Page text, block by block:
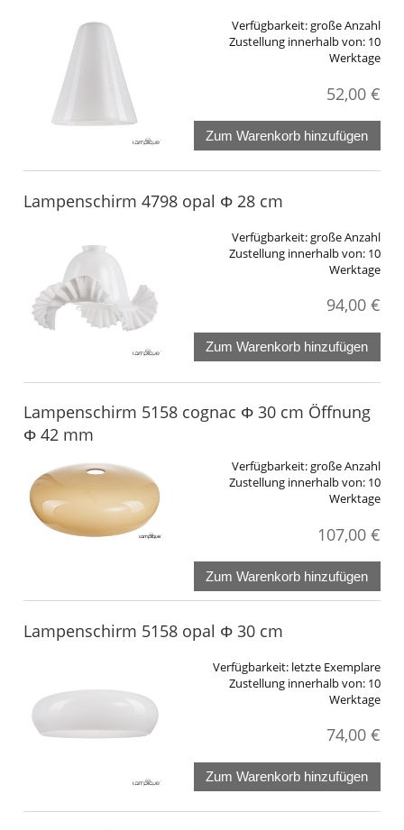
Verfügbarkeit:große Anzahl
Zustellung innerhalb von: 10
Werktage
52,00 €
Zum Warenkorb hinzufügen
Lampenschirm 4798 opal Φ 28 cm
Verfügbarkeit:große Anzahl
Zustellung innerhalb von: 10
Werktage
94,00 €
Zum Warenkorb hinzufügen
Lampenschirm 5158 cognac Φ 30 cm Öffnung
Φ 42 mm
Verfügbarkeit:große Anzahl
Zustellung innerhalb von: 10
Werktage
107,00 €
Zum Warenkorb hinzufügen
Lampenschirm 5158 opal Φ 30 cm
Verfügbarkeit: letzte Exemplare
Zustellung innerhalb von: 10
Werktage
74,00 €
Zum Warenkorb hinzufügen